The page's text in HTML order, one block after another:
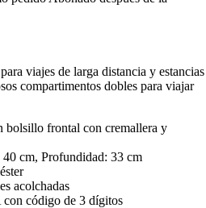
viajes de larga distancia y estancias
compartimentos dobles para viajar
bolsillo frontal con cremallera y
cm, Profundidad: 33 cm
acolchadas
código de 3 dígitos